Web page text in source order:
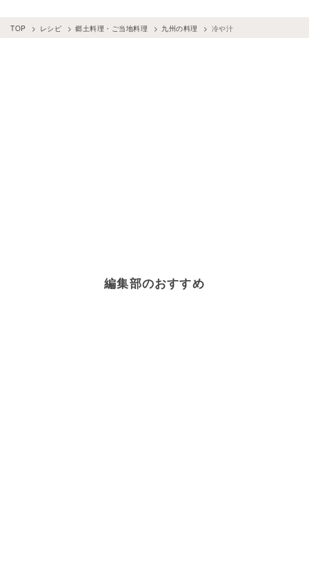
TOP レシピ 郷土料理・ご当地料理 九州の料理 冷や汁
編集部のおすすめ